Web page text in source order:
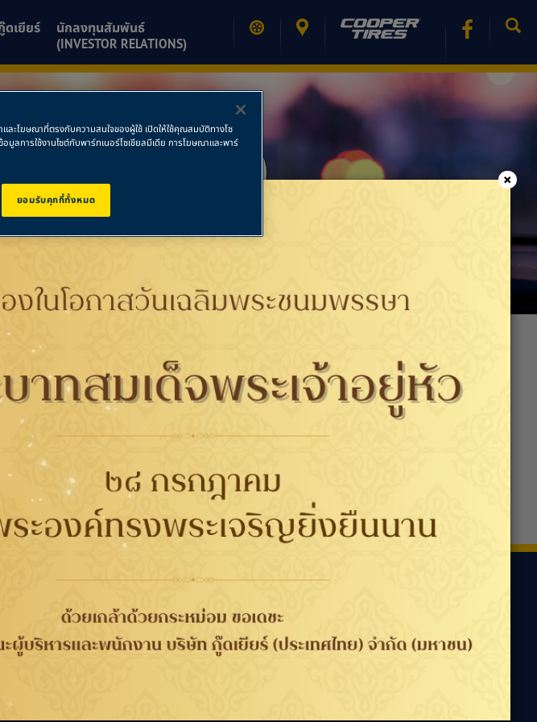
×
ดเยียร์
นักลงทุนสัมพันธ์
(INVESTOR RELATIONS)
ขันธ์ (หัวหิน)
ศูนย์บริการ Ford
เกี่ยวกับกู๊ดเยียร์
ความรับผิดชอบต่อสังคม
ติดต่อเรา
ติดตามเรา
เลือกประเทศ / ภูมิภาค
และโฆษณาที่ตรงกับความสนใจของผู้ใช้ เปิดให้ใช้คุณสมบัติทางโซ
อมูลการใช้งานไซต์กับพาร์ทเนอร์โซเชียลมีเดีย การโฆษณาและพาร์
ยอมรับคุกกี้ทั้งหมด